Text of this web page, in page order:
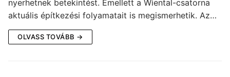
nyerhetnek betekintést. Emellett a Wiental-csatorna
aktuális építkezési folyamatait is megismerhetik. Az…
OLVASS TOVÁBB →